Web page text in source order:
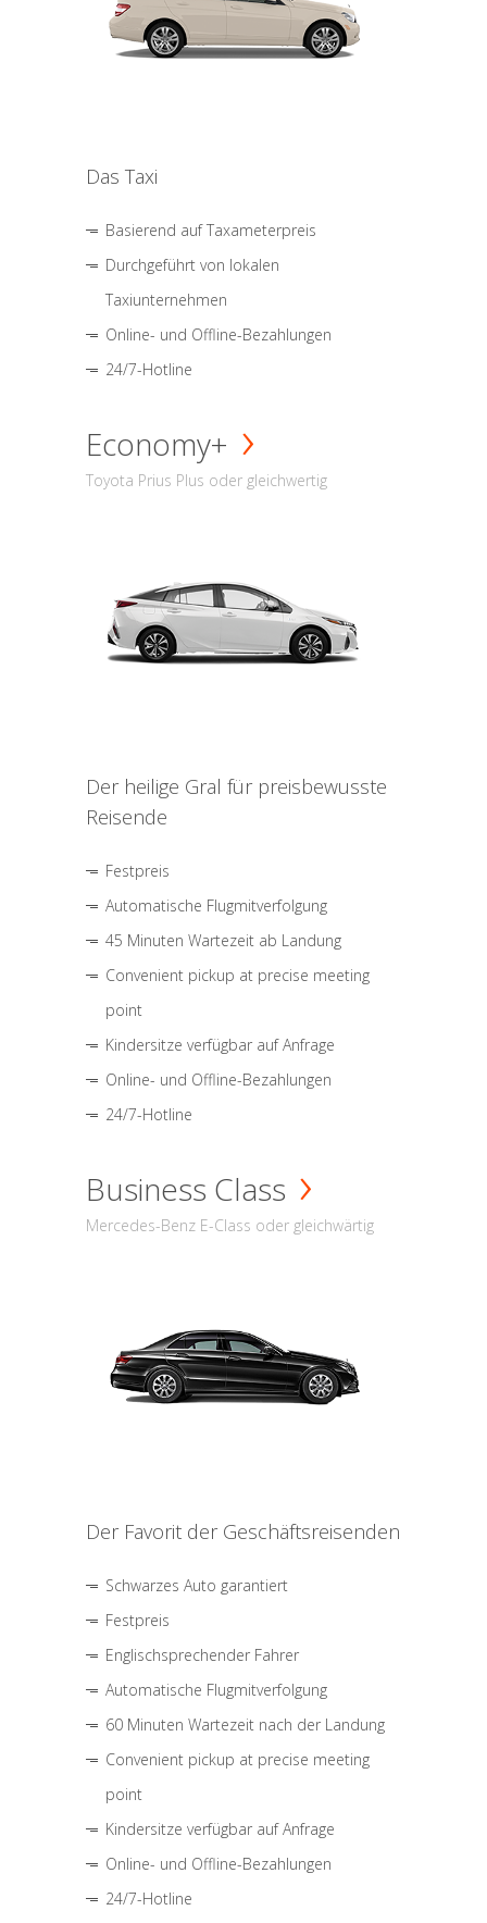
Das Taxi
Basierend auf Taxameterpreis
Durchgeführt von lokalen
Taxiunternehmen
Online- und Offline-Bezahlungen
24/7-Hotline
Economy+
Toyota Prius Plus oder gleichwertig
Der heilige Gral für preisbewusste
Reisende
Festpreis
Automatische Flugmitverfolgung
45 Minuten Wartezeit ab Landung
Convenient pickup at precise meeting
point
Kindersitze verfügbar auf Anfrage
Online- und Offline-Bezahlungen
24/7-Hotline
Business Class
Mercedes-Benz E-Class oder gleichwärtig
Der Favorit der Geschäftsreisenden
Schwarzes Auto garantiert
Festpreis
Englischsprechender Fahrer
Automatische Flugmitverfolgung
60 Minuten Wartezeit nach der Landung
Convenient pickup at precise meeting
point
Kindersitze verfügbar auf Anfrage
Online- und Offline-Bezahlungen
24/7-Hotline